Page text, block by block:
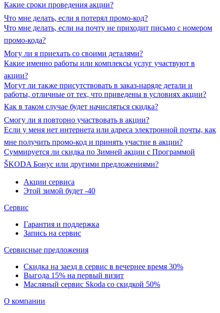
Какие сроки проведения акции?
Что мне делать, если я потерял промо-код?
Что мне делать, если на почту не приходит письмо с номером
промо-кода?
Могу ли я приехать со своими деталями?
Какие именно работы или комплексы услуг участвуют в
акции?
Могут ли также присутствовать в заказ-наряде детали и
работы, отличные от тех, что приведены в условиях акции?
Как в таком случае будет начисляться скидка?
Смогу ли я повторно участвовать в акции?
Если у меня нет интернета или адреса электронной почты, как
мне получить промо-код и принять участие в акции?
Суммируется ли скидка по Зимней акции с Программой
ŠKODA Бонус или другими предложениями?
Акции сервиса
Этой зимой будет -40
Сервис
Гарантия и поддержка
Запись на сервис
Сервисные предложения
Скидка на заезд в сервис в вечернее время 30%
Выгода 15% на первый визит
Масляный сервис Skoda со скидкой 50%
О компании